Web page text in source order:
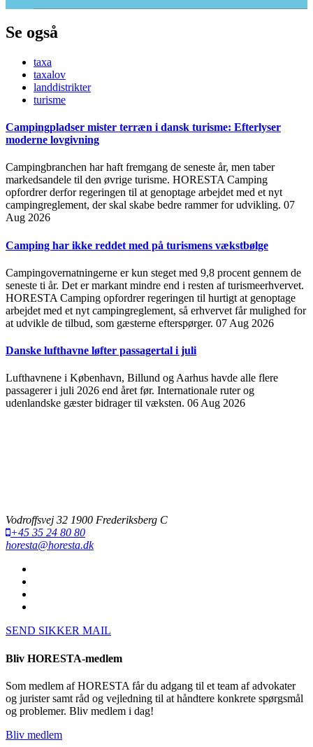
Se også
taxa
taxalov
landdistrikter
turisme
Campingpladser mister terræn i dansk turisme: Efterlyser
moderne lovgivning
Campingbranchen har haft fremgang de seneste år, men taber
markedsandele til den øvrige turisme. HORESTA Camping
opfordrer derfor regeringen til at genoptage arbejdet med et nyt
campingreglement, der skal skabe bedre rammer for udvikling. 07
Aug 2026
Camping har ikke reddet med på turismens vækstbølge
Campingovernatningerne er kun steget med 9,8 procent gennem de
seneste ti år. Det er markant mindre end i resten af turismeerhvervet.
HORESTA Camping opfordrer regeringen til hurtigt at genoptage
arbejdet med et nyt campingreglement, så erhvervet får mulighed for
at udvikle de tilbud, som gæsterne efterspørger. 07 Aug 2026
Danske lufthavne løfter passagertal i juli
Lufthavnene i København, Billund og Aarhus havde alle flere
passagerer i juli 2026 end året før. Internationale ruter og
udenlandske gæster bidrager til væksten. 06 Aug 2026
Vodroffsvej 32 1900 Frederiksberg C
+45 35 24 80 80
horesta@horesta.dk
SEND SIKKER MAIL
Bliv HORESTA-medlem
Som medlem af HORESTA får du adgang til et team af advokater
og jurister samt råd og vejledning til at håndtere konkrete spørgsmål
og problemer. Bliv medlem i dag!
Bliv medlem